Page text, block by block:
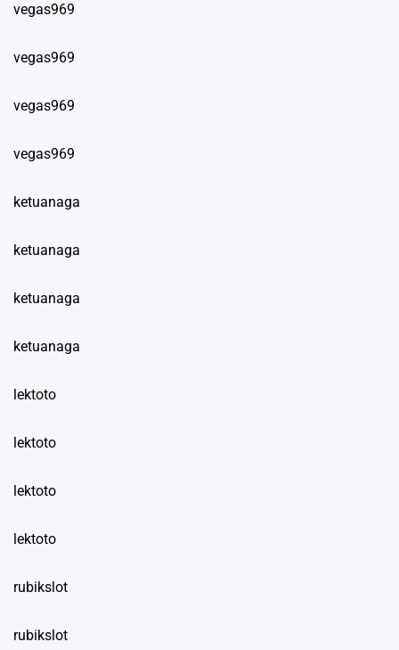
vegas969
vegas969
vegas969
vegas969
ketuanaga
ketuanaga
ketuanaga
ketuanaga
lektoto
lektoto
lektoto
lektoto
rubikslot
rubikslot